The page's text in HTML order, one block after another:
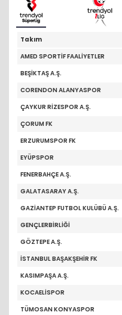
Takım
AMED SPORTİF FAALİYETLER
BEŞİKTAŞ A.Ş.
CORENDON ALANYASPOR
ÇAYKUR RİZESPOR A.Ş.
ÇORUM FK
ERZURUMSPOR FK
EYÜPSPOR
FENERBAHÇE A.Ş.
GALATASARAY A.Ş.
GAZİANTEP FUTBOL KULÜBÜ A.Ş.
GENÇLERBİRLİĞİ
GÖZTEPE A.Ş.
İSTANBUL BAŞAKŞEHİR FK
KASIMPAŞA A.Ş.
KOCAELİSPOR
TÜMOSAN KONYASPOR